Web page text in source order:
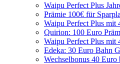
Waipu Perfect Plus
Prämie 100€ für
Waipu Perfect Plus
Quirion: 100 Euro
Waipu Perfect Plus
Edeka: 30 Euro Bahn
Wechselbonus 40 Euro